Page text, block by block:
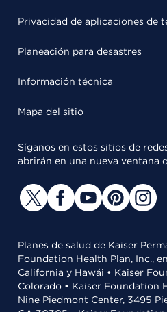
Privacidad de aplicaciones de
Planeación para desastres
Información técnica
Mapa del sitio
Síganos en estos sitios de
abrirán en una nueva ventana
Planes de salud de Kaiser
Foundation Health Plan, Inc.,
California y Hawái • Kaiser
Colorado • Kaiser Foundation
Nine Piedmont Center, 3495